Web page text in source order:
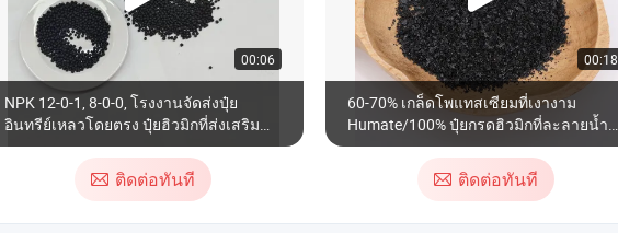
00:06
NPK 12-0-1, 8-0-0, โรงงานจัดส่งปุ๋ย
อินทรีย์เหลวโดยตรง ปุ๋ยฮิวมิกที่ส่งเสริม
การเจริญเติบโตของราก ปุ๋ยอินทรีย์
ติดต่อทันที
00:18
60-70% เกล็ดโพแทสเซียมที่เงางาม
Humate/100% ปุ๋ยกรดฮิวมิกที่ละลายน้ำ
ได้
ติดต่อทันที